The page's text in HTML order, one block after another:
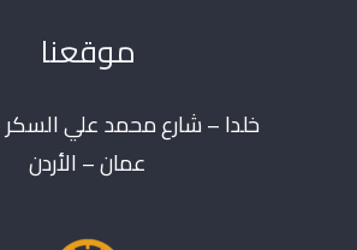
موقعنا
خلدا – شارع محمد علي السكر –
عمان – الأردن